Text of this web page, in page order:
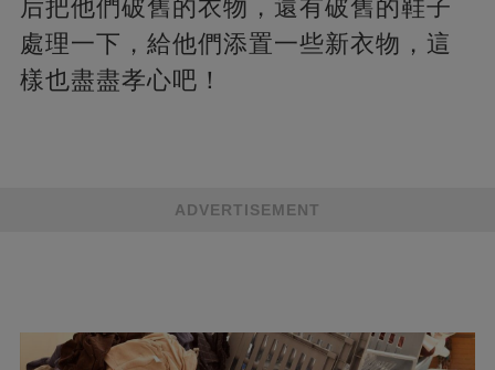
后把他們破舊的衣物，還有破舊的鞋子
處理一下，給他們添置一些新衣物，這
樣也盡盡孝心吧！
ADVERTISEMENT